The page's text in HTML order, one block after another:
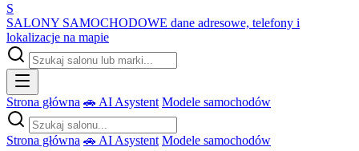
S
SALONY SAMOCHODOWE dane adresowe, telefony i
lokalizacje na mapie
Strona główna 🚗 AI Asystent Modele samochodów
Strona główna 🚗 AI Asystent Modele samochodów